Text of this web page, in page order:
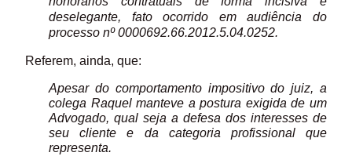
deselegante, fato ocorrido em audiência do
processo nº 0000692.66.2012.5.04.0252.
Referem, ainda, que:
Apesar do comportamento impositivo do juiz, a
colega Raquel manteve a postura exigida de um
Advogado, qual seja a defesa dos interesses de
seu cliente e da categoria profissional que
representa.